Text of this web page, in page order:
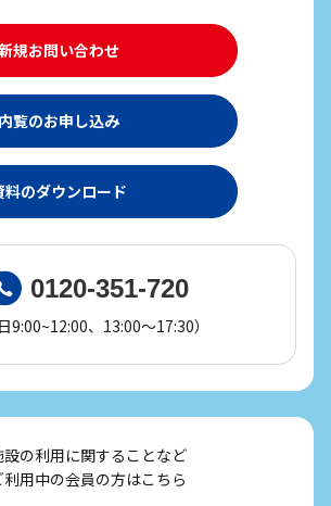
規お問い合わせ
内覧のお申し込み
料のダウンロード
0120-351-720
日9:00~12:00、13:00～17:30）
設の利用に関することなど
利用中の会員の方はこちら